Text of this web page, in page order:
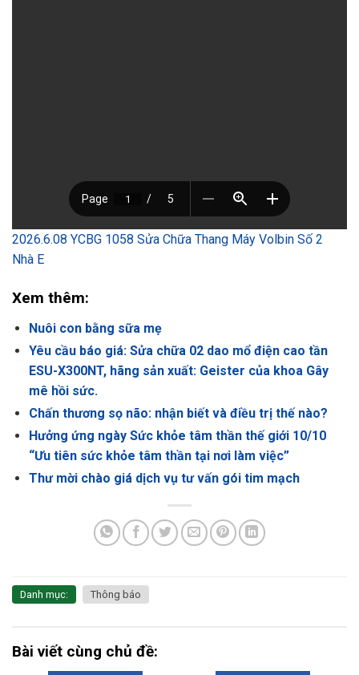
2026.6.08 YCBG 1058 Sửa Chữa Thang Máy Volbin Số 2
Nhà E
Xem thêm:
Nuôi con bằng sữa mẹ
Yêu cầu báo giá: Sửa chữa 02 dao mổ điện cao tần
ESU-X300NT, hãng sản xuất: Geister của khoa Gây
mê hồi sức.
Chấn thương sọ não: nhận biết và điều trị thế nào?
Hưởng ứng ngày Sức khỏe tâm thần thế giới 10/10
“Ưu tiên sức khỏe tâm thần tại nơi làm việc”
Thư mời chào giá dịch vụ tư vấn gói tim mạch
Danh mục: Thông báo
Bài viết cùng chủ đề: